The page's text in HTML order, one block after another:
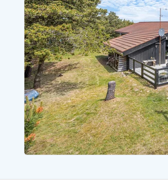
Sommerhuse i BjerregårdSommerhuse i Blåvand
Sommerhuse i Årgab
Sommerhuse i Arrild
Sommerhuse i Bjerregård
Sommerhuse i Blåvand
Sommerhuse i Bork Havn
Sommerhuse i Fjand
Sommerhuse på Fanø
Sommerhuse i Grærup Strand
Sommerhuse i Haurvig
Esmark RejsecurityEsmark KidsVIPEsmark VIP